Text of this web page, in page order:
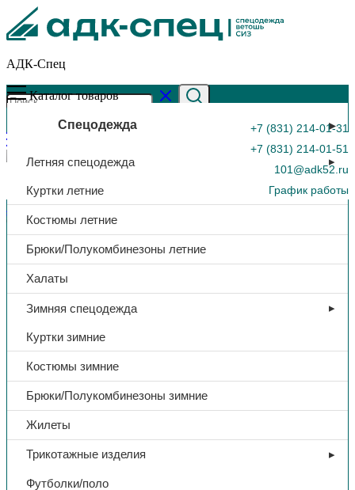
АДК-Спец
+7 (831) 214-01-31
+7 (831) 214-01-51
101@adk52.ru
График работы
0
Каталог товаров
Спецодежда
Летняя спецодежда
Куртки летние
Костюмы летние
Брюки/Полукомбинезоны летние
Халаты
Зимняя спецодежда
Куртки зимние
Костюмы зимние
Брюки/Полукомбинезоны зимние
Жилеты
Трикотажные изделия
Футболки/поло
Главная страница»Каталог»Костюм «Виктория», куртка/
брюки, тк. Смесовая, (бордовый)